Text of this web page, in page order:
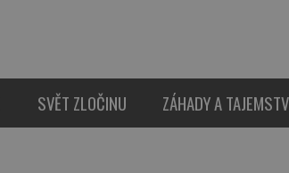
SVĚT ZLOČINU ZÁHADY A